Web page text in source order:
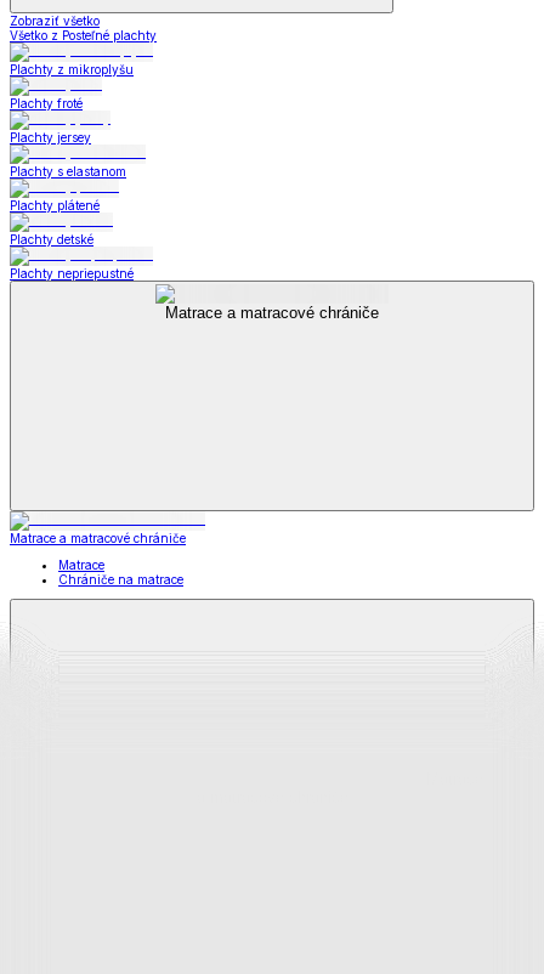
Zobraziť všetko
Všetko z Posteľné plachty
Plachty z mikroplyšu
Plachty froté
Plachty jersey
Plachty s elastanom
Plachty plátené
Plachty detské
Plachty nepriepustné
Matrace a matracové chrániče
Matrace a matracové chrániče
Matrace
Chrániče na matrace